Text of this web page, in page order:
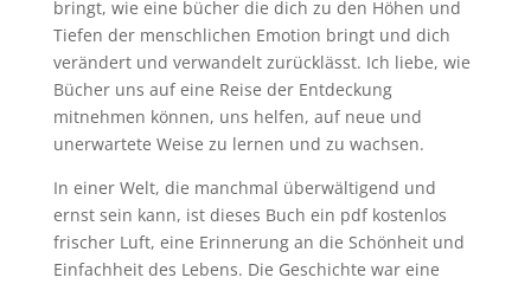
bringt, wie eine bücher die dich zu den Höhen und
Tiefen der menschlichen Emotion bringt und dich
verändert und verwandelt zurücklässt. Ich liebe, wie
Bücher uns auf eine Reise der Entdeckung
mitnehmen können, uns helfen, auf neue und
unerwartete Weise zu lernen und zu wachsen.
In einer Welt, die manchmal überwältigend und
ernst sein kann, ist dieses Buch ein pdf kostenlos
frischer Luft, eine Erinnerung an die Schönheit und
Einfachheit des Lebens. Die Geschichte war eine